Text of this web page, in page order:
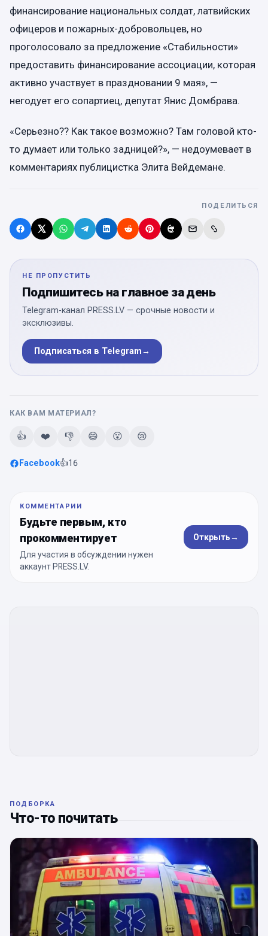
финансирование национальных солдат, латвийских
офицеров и пожарных-добровольцев, но
проголосовало за предложение «Стабильности»
предоставить финансирование ассоциации, которая
активно участвует в праздновании 9 мая», —
негодует его сопартиец, депутат Янис Домбрава.
«Серьезно?? Как такое возможно? Там головой кто-
то думает или только задницей?», — недоумевает в
комментариях публицистка Элита Вейдемане.
ПОДЕЛИТЬСЯ
НЕ ПРОПУСТИТЬ
Подпишитесь на главное за день
Telegram-канал PRESS.LV — срочные новости и
эксклюзивы.
Подписаться в Telegram→
КАК ВАМ МАТЕРИАЛ?
👍 ❤️ 👎 😄 😮 😢
Facebook👍16
КОММЕНТАРИИ
Будьте первым, кто
прокомментирует
Для участия в обсуждении нужен
аккаунт PRESS.LV.
Открыть→
ПОДБОРКА
Что-то почитать